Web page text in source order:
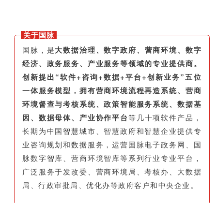
关于国脉
国脉，是大数据治理、数字政府、营商环境、数字
经济、政务服务、产业服务等领域的专业提供商。
创新提出“软件+咨询+数据+平台+创新业务”五位
一体服务模型，拥有营商环境流程再造系统、营商
环境督查与考核系统、政策智能服务系统、数据基
因、数据母体、产业协作平台等几十项软件产品，
长期为中国智慧城市、智慧政府和智慧企业提供专
业咨询规划和数据服务，运营国脉电子政务网、国
脉数字智库、营商环境智库等系列行业专业平台，
广泛服务于发改委、营商环境局、考核办、大数据
局、行政审批局、优化办等政府客户和中央企业。